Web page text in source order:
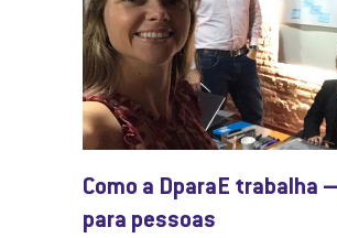
Como a DparaE trabalha
para pessoas